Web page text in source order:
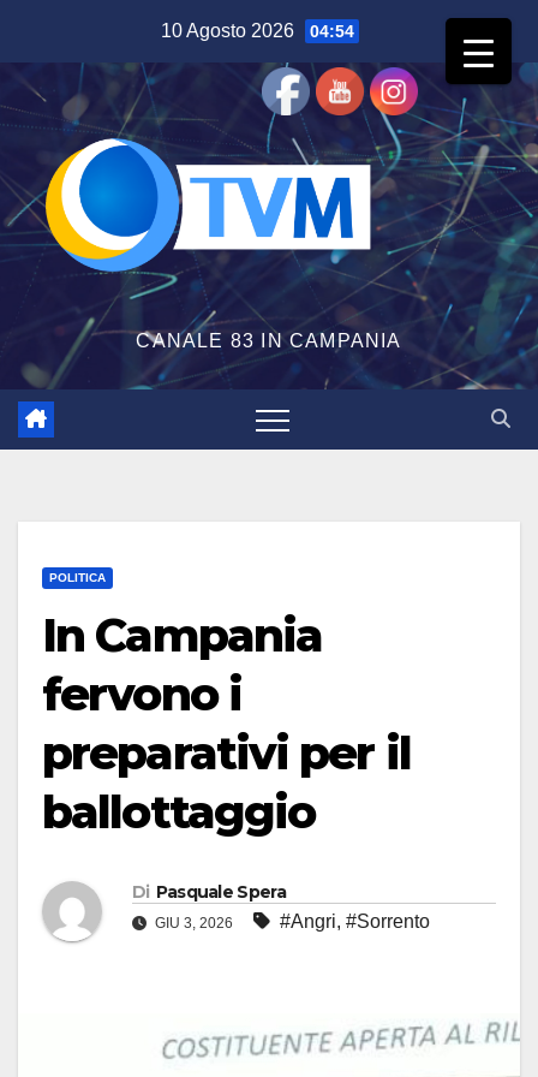
contenuto
10 Agosto 2026 04:54
CANALE 83 IN CAMPANIA
POLITICA
In Campania
fervono i
preparativi per il
ballottaggio
Di Pasquale Spera
GIU 3, 2026 #Angri, #Sorrento